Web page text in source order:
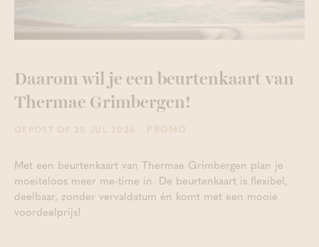
Daarom wil je een beurtenkaart van
Thermae Grimbergen!
GEPOST OP 20 JUL 2026 - PROMO
Met een beurtenkaart van Thermae Grimbergen plan je
moeiteloos meer me-time in. De beurtenkaart is flexibel,
deelbaar, zonder vervaldatum én komt met een mooie
voordeelprijs!